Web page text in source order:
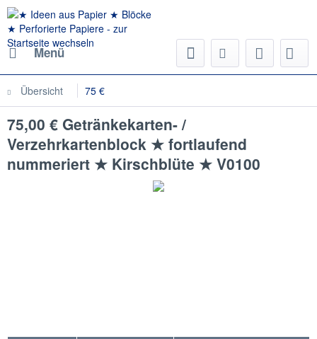
Menü
Übersicht 75 €
75,00 € Getränkekarten- /
Verzehrkartenblock ★ fortlaufend
nummeriert ★ Kirschblüte ★ V0100